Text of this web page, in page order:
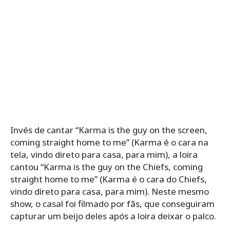
Invés de cantar “Karma is the guy on the screen,
coming straight home to me” (Karma é o cara na
tela, vindo direto para casa, para mim), a loira
cantou “Karma is the guy on the Chiefs, coming
straight home to me” (Karma é o cara do Chiefs,
vindo direto para casa, para mim). Neste mesmo
show, o casal foi filmado por fãs, que conseguiram
capturar um beijo deles após a loira deixar o palco.